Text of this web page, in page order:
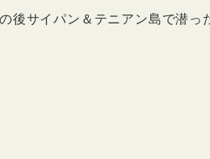
後サイパン＆テニアン島で潜っ